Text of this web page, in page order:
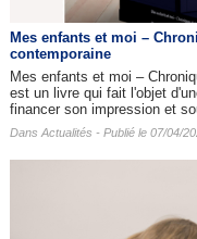
Mes enfants et moi –
contemporaine
Mes enfants et moi –
est un livre qui fait l'objet
financer son impression et
Dans Actualités - Publié le 07/04/